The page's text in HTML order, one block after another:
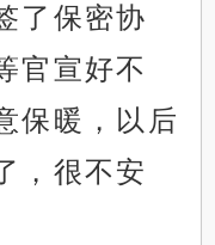
了保密协
官宣好不
保暖，以后
，很不安